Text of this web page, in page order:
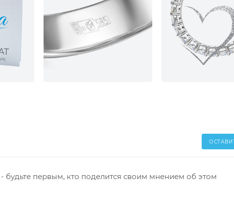
первым, кто поделится своим мнением об этом